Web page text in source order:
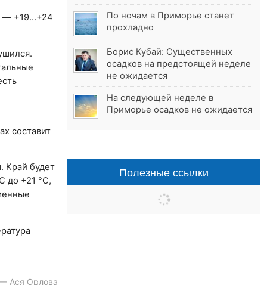
— +19…+24
составит
Край будет
до +21 °C,
Ася Орлова
По ночам в Приморье станет
прохладно
Борис Кубай: Существенных
осадков на предстоящей неделе
не ожидается
На следующей неделе в
Приморье осадков не ожидается
Полезные ссылки